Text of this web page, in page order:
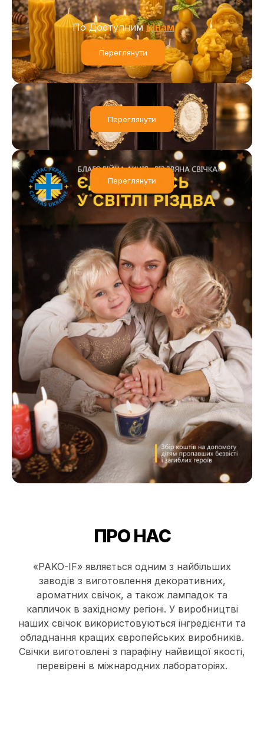
По Доступним Цінам
Переглянути
Переглянути
Переглянути
ПРО НАС
«PAKO-IF» являється одним з найбільших
заводів з виготовлення декоративних,
ароматних свічок, а також лампадок та
капличок в західному регіоні. У виробництві
наших свічок використовуються інгредієнти та
обладнання кращих європейських виробників.
Свічки виготовлені з парафіну найвищої якості,
перевірені в міжнародних лабораторіях.